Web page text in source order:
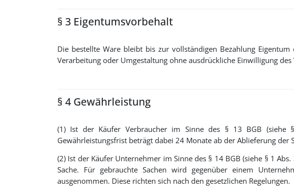
§ 3 Eigentumsvorbehalt
Die bestellte Ware bleibt bis zur vollständigen Bezahlung
Verarbeitung oder Umgestaltung ohne ausdrückliche Einwilligung des
§ 4 Gewährleistung
(1) Ist der Käufer Verbraucher im Sinne des § 13 BGB (siehe
Gewährleistungsfrist beträgt dabei 24 Monate ab der Ablieferung der
(2) Ist der Käufer Unternehmer im Sinne des § 14 BGB (siehe § 1
Sache. Für gebrauchte Sachen wird gegenüber einem
ausgenommen. Diese richten sich nach den gesetzlichen Regelungen.